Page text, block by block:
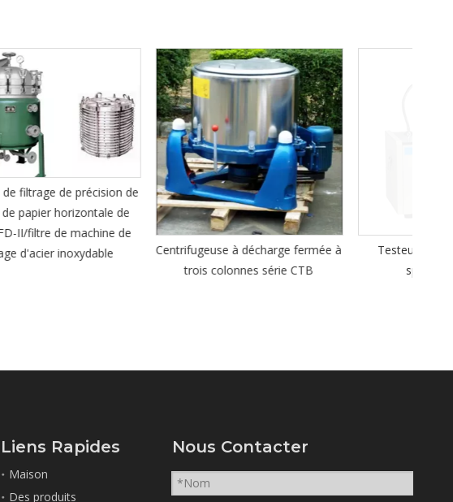
Centrifugeuse à décharge fermée à
Testeur de point d'allumage
spontané FP-706
Liens Rapides
Maison
Des produits
Nous Contacter